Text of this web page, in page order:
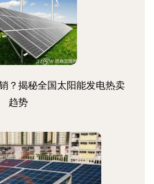
？揭秘全国太阳能发电热卖
趋势